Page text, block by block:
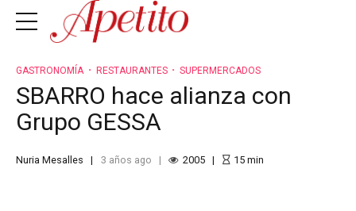
GASTRONOMÍA RESTAURANTES SUPERMERCADOS
SBARRO hace alianza con
Grupo GESSA
Nuria Mesalles 3 años ago 2005 15min